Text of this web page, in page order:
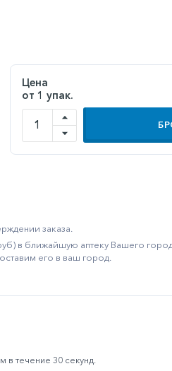
Цена
от 1 упак.
заказа.
в ближайшую аптеку Вашего
его в ваш город.
в течение 30 секунд.